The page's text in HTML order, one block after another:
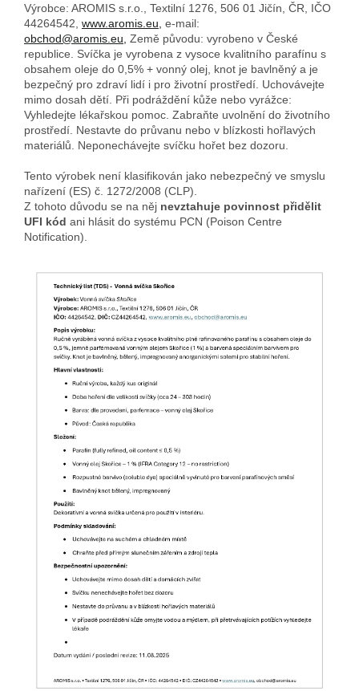
Výrobce: AROMIS s.r.o., Textilní 1276, 506 01 Jičín, ČR, IČO
44264542, www.aromis.eu, e-mail:
obchod@aromis.eu, Země původu: vyrobeno v České
republice. Svíčka je vyrobena z vysoce kvalitního parafínu s
obsahem oleje do 0,5% + vonný olej, knot je bavlněný a je
bezpečný pro zdraví lidí i pro životní prostředí. Uchovávejte
mimo dosah dětí. Při podráždění kůže nebo vyrážce:
Vyhledejte lékařskou pomoc. Zabraňte uvolnění do životního
prostředí. Nestavte do průvanu nebo v blízkosti hořlavých
materiálů. Neponechávejte svíčku hořet bez dozoru.
Tento výrobek není klasifikován jako nebezpečný ve smyslu
nařízení (ES) č. 1272/2008 (CLP).
Z tohoto důvodu se na něj nevztahuje povinnost přidělit
UFI kód ani hlásit do systému PCN (Poison Centre
Notification).